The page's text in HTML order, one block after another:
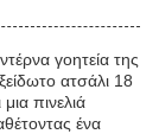
γοητεία της
ατσάλι 18
πινελιά
ένα